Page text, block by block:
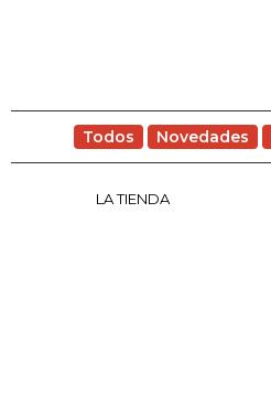
Todos Novedades
LA TIENDA